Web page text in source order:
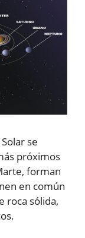
se
próximos
forman
en común
roca sólida,